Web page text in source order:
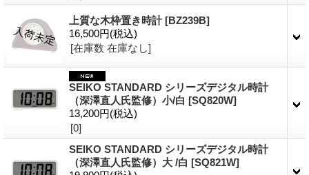
上質な木枠置き時計[BZ239B]
16,500円(税込)
[在庫数 在庫なし]
SEIKO STANDARD シリーズデジタル時計
（深澤直人氏監修）小/白 [SQ820W]
13,200円(税込)
[0]
SEIKO STANDARD シリーズデジタル時計
（深澤直人氏監修）大 /白 [SQ821W]